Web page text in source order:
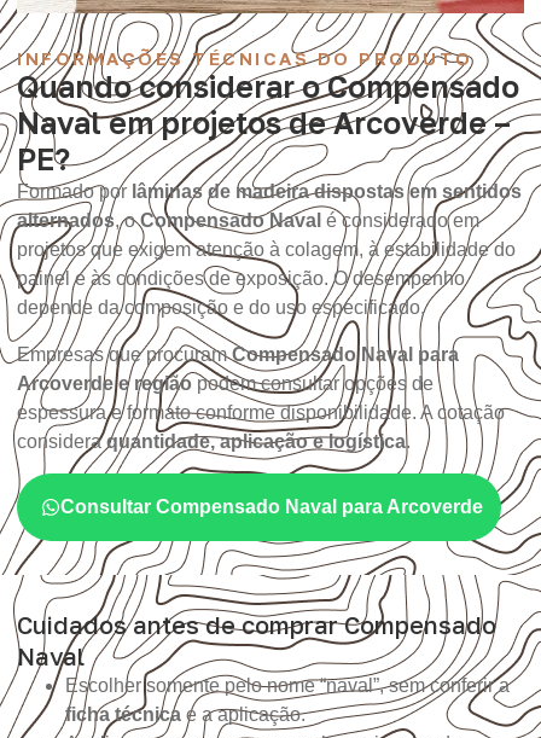
INFORMAÇÕES TÉCNICAS DO PRODUTO
Quando considerar o Compensado
Naval em projetos de Arcoverde –
PE?
Formado por lâminas de madeira dispostas em sentidos
alternados, oCompensado Naval é considerado em
projetos que exigem atenção à colagem, à estabilidade do
painel e às condições de exposição. O desempenho
depende da composição e do uso especificado.
Empresas que procuramCompensado Naval para
Arcoverde e região podem consultar opções de
espessura e formato conforme disponibilidade. A cotação
consideraquantidade, aplicação e logística.
Consultar Compensado Naval para Arcoverde
Cuidados antes de comprar Compensado
Naval
Escolher somente pelo nome “naval”, sem conferir a
ficha técnica e a aplicação.